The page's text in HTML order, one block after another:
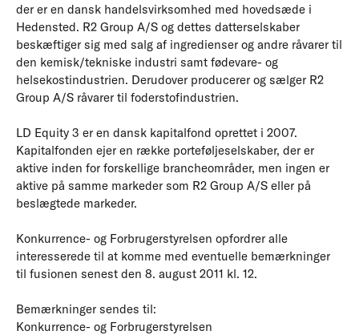
der er en dansk handelsvirksomhed med hovedsæde i
Hedensted. R2 Group A/S og dettes datterselskaber
beskæftiger sig med salg af ingredienser og andre råvarer til
den kemisk/tekniske industri samt fødevare- og
helsekostindustrien. Derudover producerer og sælger R2
Group A/S råvarer til foderstofindustrien.
LD Equity 3 er en dansk kapitalfond oprettet i 2007.
Kapitalfonden ejer en række porteføljeselskaber, der er
aktive inden for forskellige brancheområder, men ingen er
aktive på samme markeder som R2 Group A/S eller på
beslægtede markeder.
Konkurrence- og Forbrugerstyrelsen opfordrer alle
interesserede til at komme med eventuelle bemærkninger
til fusionen senest den 8. august 2011 kl. 12.
Bemærkninger sendes til:
Konkurrence- og Forbrugerstyrelsen